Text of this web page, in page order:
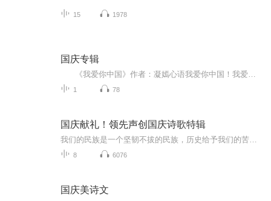
15 1978
国庆专辑
1 78
国庆献礼！领先声创国庆诗歌特辑
8 6076
国庆美诗文